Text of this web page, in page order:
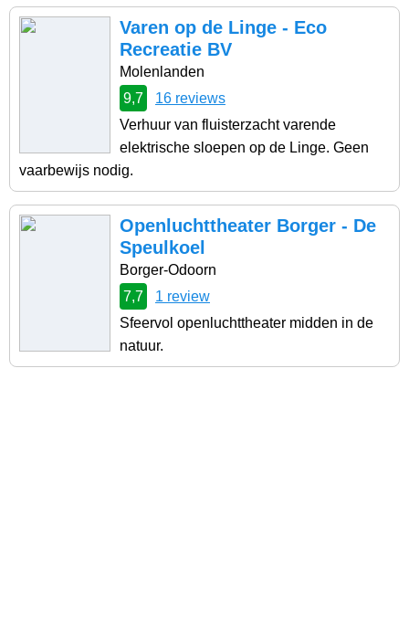
Varen op de Linge - Eco
Recreatie BV
Molenlanden
9,7
16 reviews
Verhuur van fluisterzacht varende
elektrische sloepen op de Linge. Geen
vaarbewijs nodig.
Openluchttheater Borger - De
Speulkoel
Borger-Odoorn
7,7
1 review
Sfeervol openluchttheater midden in de
natuur.